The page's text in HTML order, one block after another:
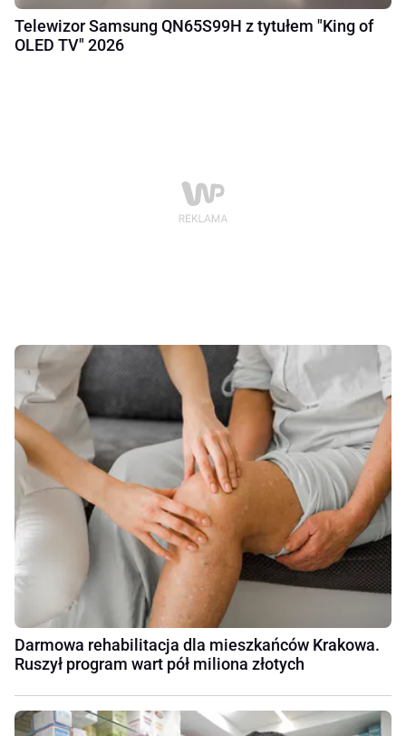
Telewizor Samsung QN65S99H z tytułem "King of
OLED TV" 2026
Darmowa rehabilitacja dla mieszkańców Krakowa.
Ruszył program wart pół miliona złotych